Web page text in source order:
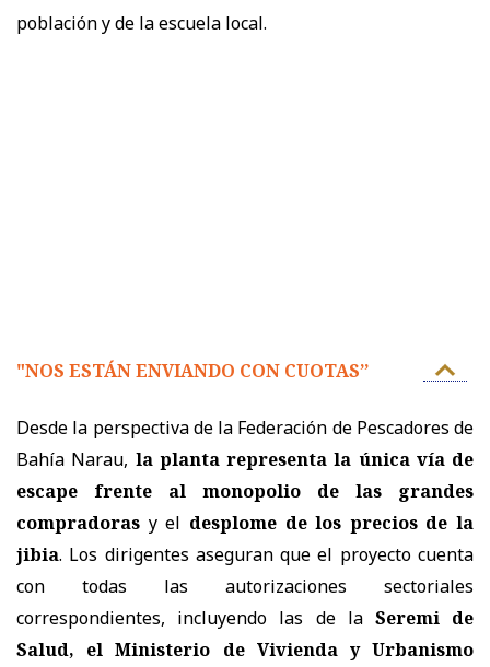
población y de la escuela local.
"NOS ESTÁN ENVIANDO CON CUOTAS’’
Desde la perspectiva de la Federación de Pescadores de
Bahía Narau, la planta representa la única vía de
escape frente al monopolio de las grandes
compradoras y el desplome de los precios de la
jibia. Los dirigentes aseguran que el proyecto cuenta
con todas las autorizaciones sectoriales
correspondientes, incluyendo las de la Seremi de
Salud, el Ministerio de Vivienda y Urbanismo